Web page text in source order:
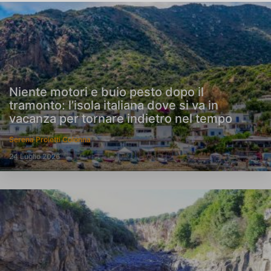
Niente motori e buio pesto dopo il
tramonto: l’isola italiana dove si va in
vacanza per tornare indietro nel tempo
Serena Proietti Colonna
24 Luglio 2026